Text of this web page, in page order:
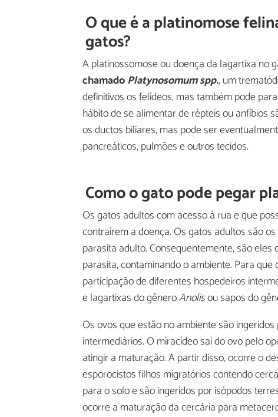
O que é a platinomose
gatos?
A platinossomose ou doença da lagartixa no
chamadoPlatynosomum spp., um
definitivos os felídeos, mas também pode
hábito de se alimentar de répteis ou anfíbios
os ductos biliares, mas pode ser
pancreáticos, pulmões e outros tecidos.
Como o gato pode pegar
Os gatos adultos com acesso à rua e que
contraírem a doença. Os gatos adultos são
parasita adulto. Consequentemente, são
parasita, contaminando o ambiente. Para
participação de diferentes hospedeiros
e lagartixas do gêneroAnolisou sapos do
Os ovos que estão no ambiente são
intermediários. O miracídeo sai do ovo pelo
atingir a maturação. A partir disso, ocorre o
esporocistos filhos migratórios contendo
para o solo e são ingeridos por isópodos
ocorre a maturação da cercária para